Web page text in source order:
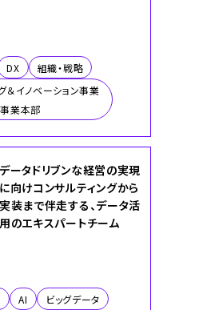
DX
組織・戦略
＆イノベーション事業
業本部
AI
ビッグデータ
データドリブンな経営の実現
に向けコンサルティングから
実装まで伴走する、データ活
用のエキスパートチーム